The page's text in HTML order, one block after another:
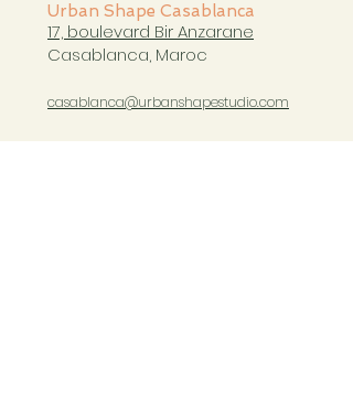
Urban Shape Casablanca
17, boulevard Bir Anzarane
Casablanca, Maroc
casablanca@urbanshapestudio.com